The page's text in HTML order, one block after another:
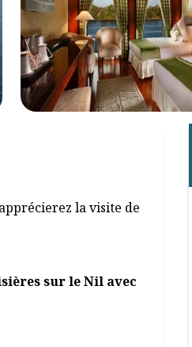
la visite de
sur le Nil avec